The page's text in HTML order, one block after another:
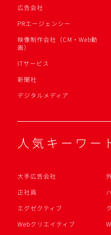
広告会社
PRエージェンシー
映像制作会社（CM・Web動
画）
ITサービス
新聞社
デジタルメディア
人気キーワー
大手広告会社
正社員
エグゼクティブ
Webクリエイティブ